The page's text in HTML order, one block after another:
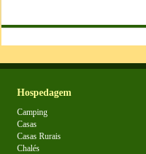
Hospedagem
Camping
Casas
Casas Rurais
Chalés